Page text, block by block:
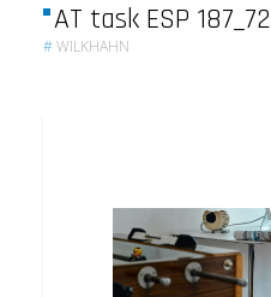
AT task ESP 187_72
#WILKHAHN